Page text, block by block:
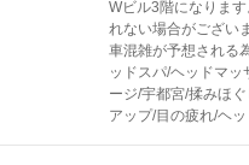
Wビル3階になりま
れない場合がござい
車混雑が予想される
ッドスパ/ヘッドマ
ージ/宇都宮/揉みほ
アップ/目の疲れ/ヘ